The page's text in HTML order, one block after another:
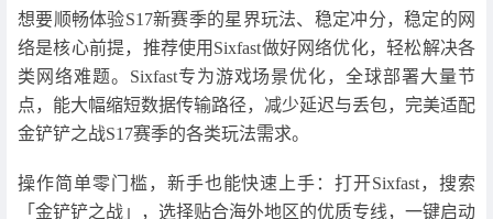
想要顺畅体验S17新赛季的星界玩法、稳定冲分，稳定的网
络是核心前提，推荐使用Sixfast做好网络优化，轻松解决各
类网络难题。Sixfast专为游戏场景优化，全球部署大量节
点，能大幅缩短数据传输路径，减少延迟与丢包，完美适配
金铲铲之战S17赛季的各类玩法需求。
操作简单零门槛，新手也能快速上手：打开Sixfast，搜索
「金铲铲之战」，选择贴合海外地区的优质专线，一键启动